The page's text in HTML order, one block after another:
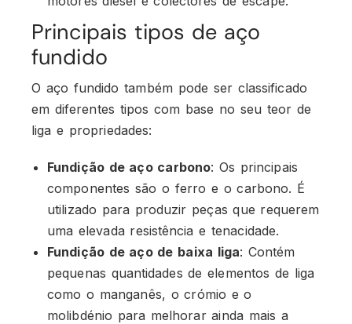
Principais tipos de aço
fundido
O aço fundido também pode ser classificado
em diferentes tipos com base no seu teor de
liga e propriedades:
Fundição de aço carbono: Os principais
componentes são o ferro e o carbono. É
utilizado para produzir peças que requerem
uma elevada resistência e tenacidade.
Fundição de aço de baixa liga: Contém
pequenas quantidades de elementos de liga
como o manganês, o crómio e o
molibdénio para melhorar ainda mais a